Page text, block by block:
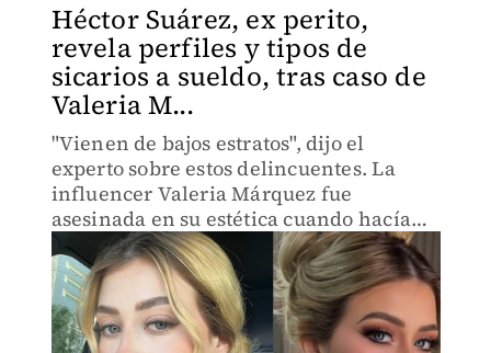
Héctor Suárez, ex perito,
revela perfiles y tipos de
sicarios a sueldo, tras caso de
Valeria M...
"Vienen de bajos estratos", dijo el
experto sobre estos delincuentes. La
influencer Valeria Márquez fue
asesinada en su estética cuando hacía
una transmisión en vivo.